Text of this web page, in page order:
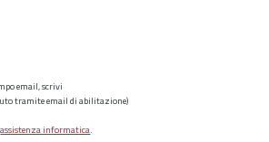
email, scrivi
tramite email di abilitazione)
assistenza informatica.